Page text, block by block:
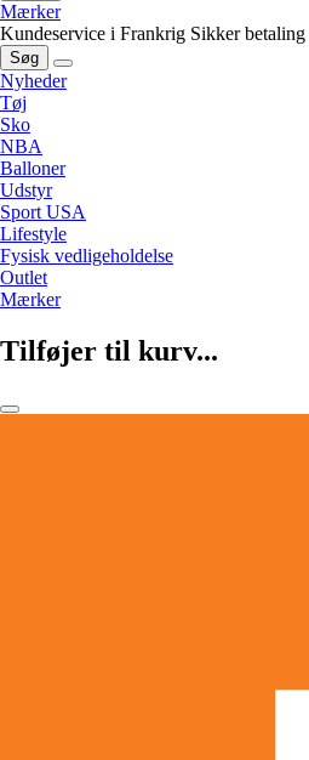
Mærker
Kundeservice i Frankrig Sikker betaling
Søg
Nyheder
Tøj
Sko
NBA
Balloner
Udstyr
Sport USA
Lifestyle
Fysisk vedligeholdelse
Outlet
Mærker
Tilføjer til kurv...